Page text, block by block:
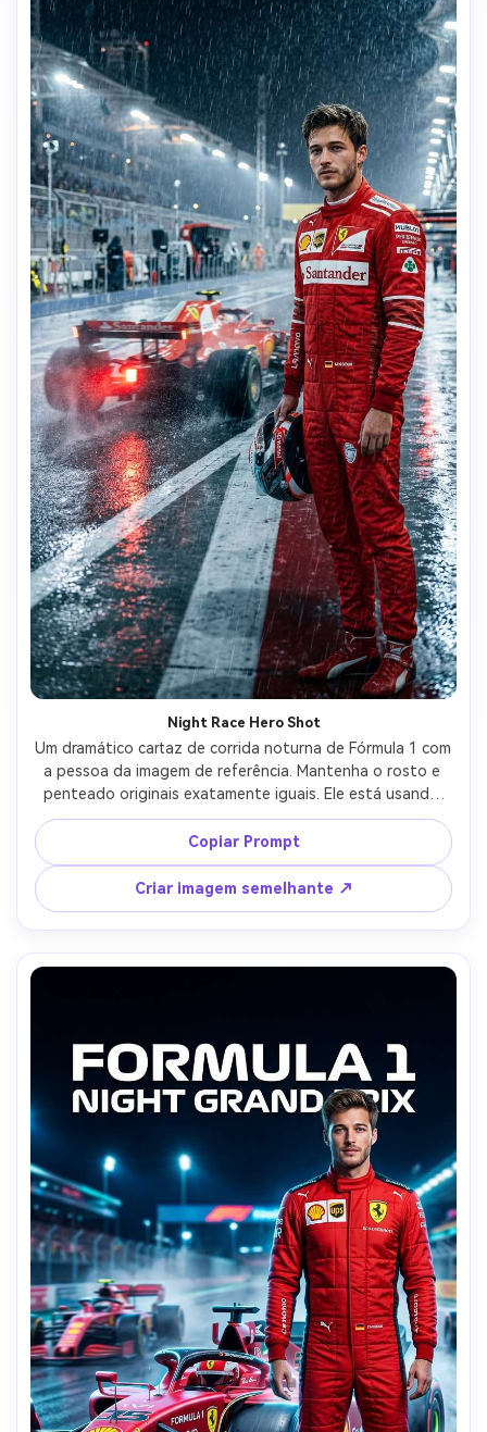
Night Race Hero Shot
Um dramático cartaz de corrida noturna de Fórmula 1 com
a pessoa da imagem de referência. Mantenha o rosto e
penteado originais exatamente iguais. Ele está usando
um terno de corrida da Ferrari de pé confiante ao lado de
um carro de Fórmula 1 da Ferrari brilhante em uma pista
de corrida molhada à noite. Reflexos de luzes de corrida
de neon brilham no asfalto enquanto a fumaça dos pneus
sobe ao redor do carro. Iluminação cinematográfica,
atmosfera intensa de motorsport, renderização ultra-
realista, design de cartaz de corrida profissional,
Copiar Prompt
Criar imagem semelhante ↗